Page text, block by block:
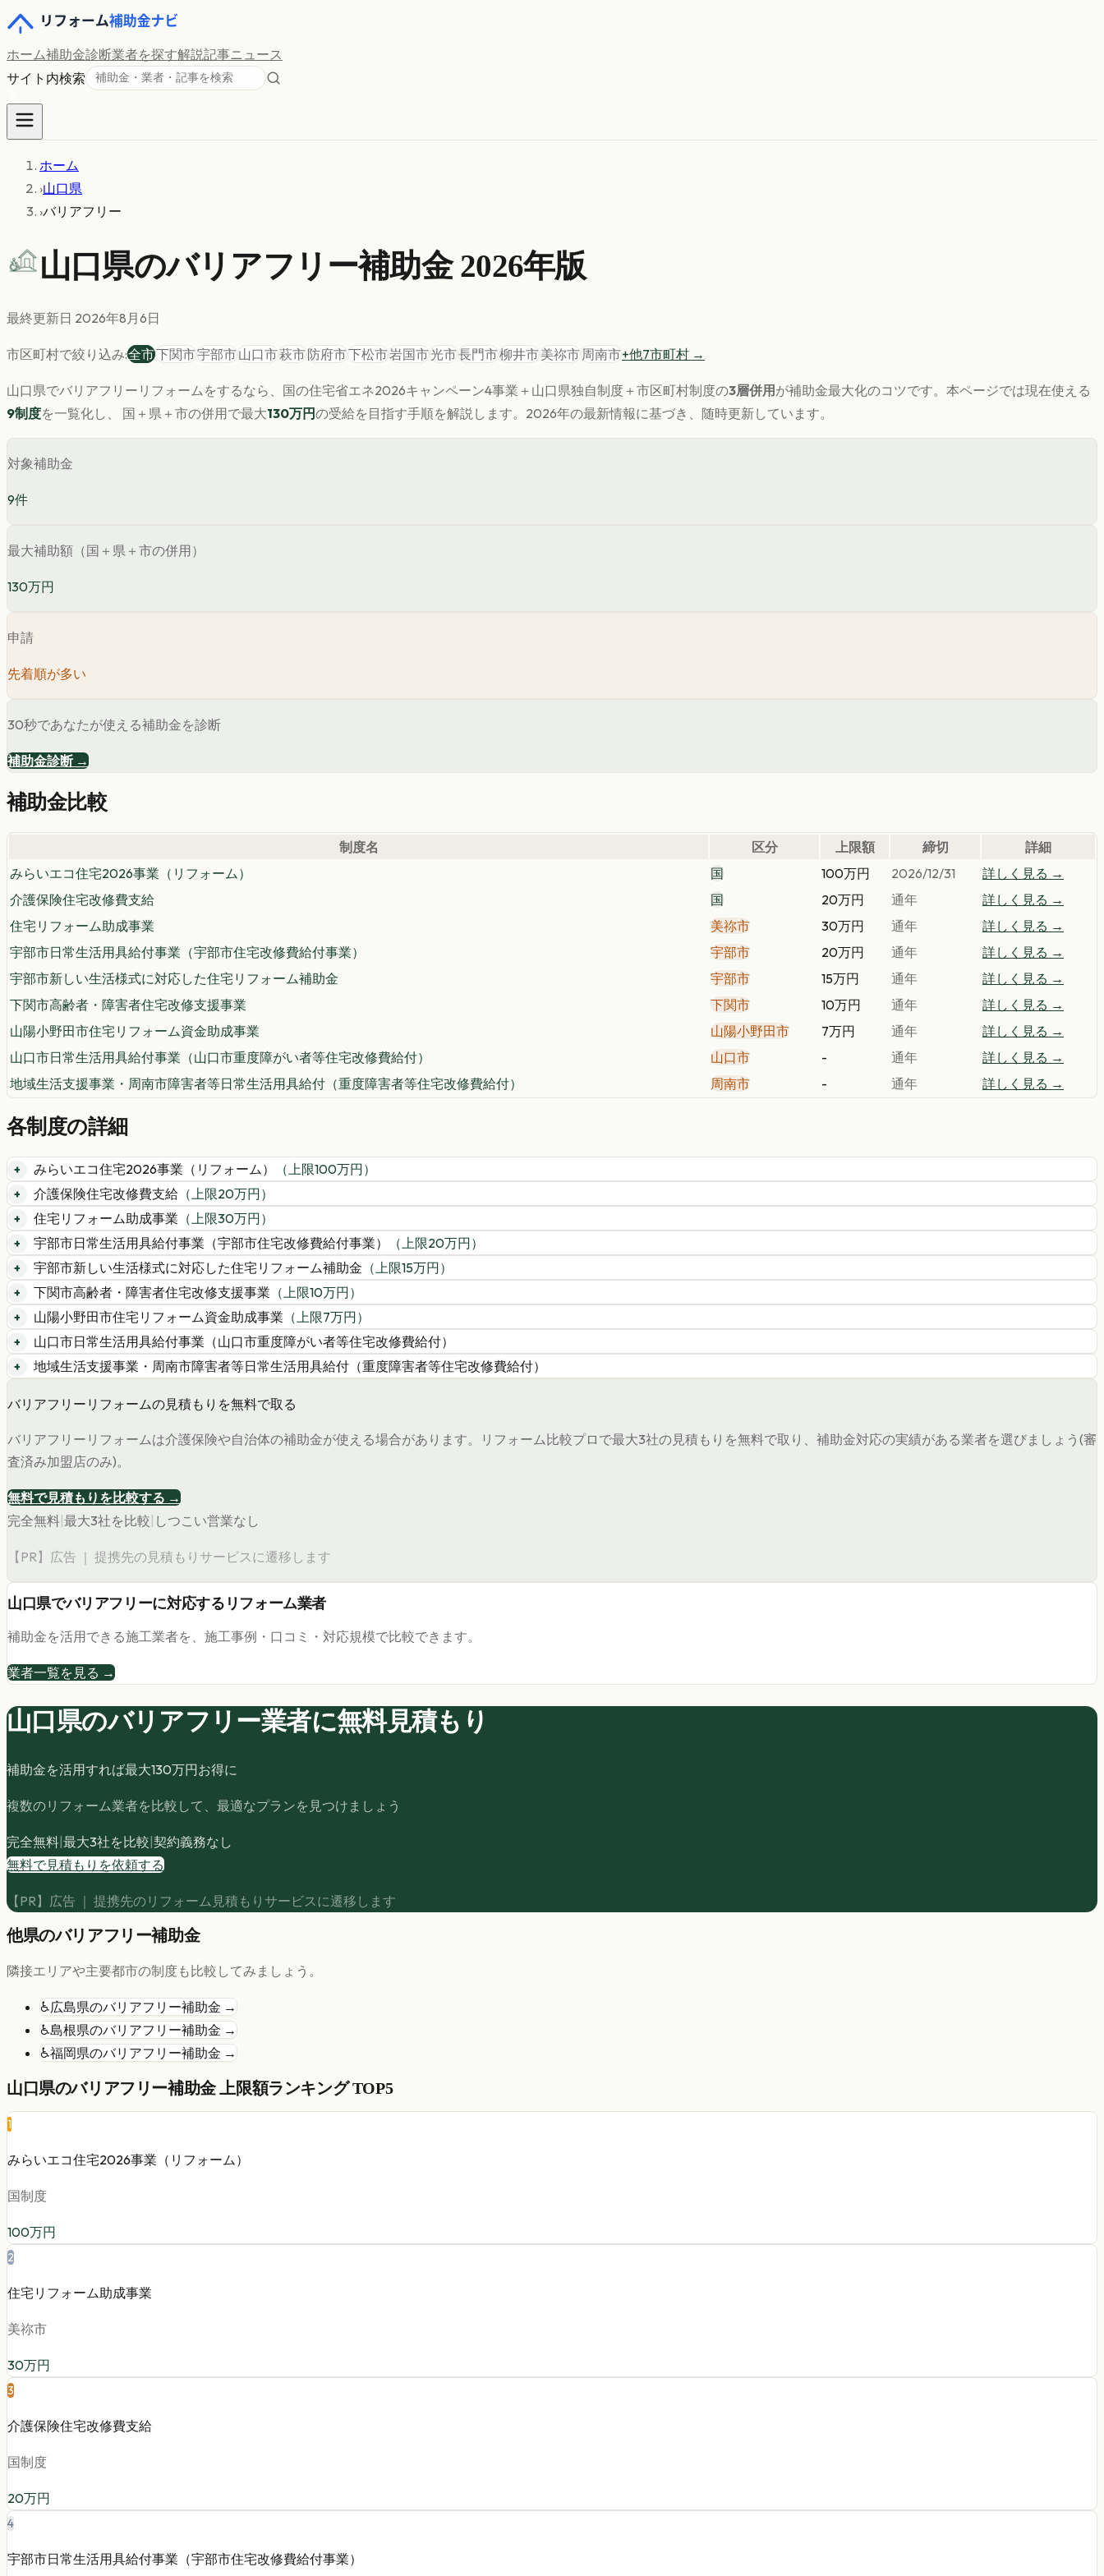
ホーム補助金診断業者を探す解説記事ニュース
サイト内検索
ホーム
›山口県
›バリアフリー
山口県のバリアフリー補助金 2026年版
最終更新日 2026年8月6日
市区町村で絞り込み:全市下関市宇部市山口市萩市防府市下松市岩国市光市長門市柳井市美祢市周南市+他7市町村 →
山口県でバリアフリー リフォームをするなら、国の住宅省エネ2026キャンペーン4事業＋ 山口県独自制度＋市区町村制度の3層併用 が補助金最大化のコツです。 本ページでは現在使える
9制度を一覧化し、 国＋県＋市の併用で最大130万円の受給を目指す手順を解説します。 2026年の最新情報に基づき、随時更新しています。
対象補助金
9件
最大補助額（国＋県＋市の併用）
130万円
申請
先着順が多い
30秒であなたが使える補助金を診断
補助金診断 →
補助金比較
制度名 区分 上限額 締切
詳細
みらいエコ住宅2026事業（リフォーム）
国 100万円 2026/12/31
詳しく見る →
介護保険住宅改修費支給
国 20万円 通年
詳しく見る →
住宅リフォーム助成事業
美祢市 30万円 通年
詳しく見る →
宇部市日常生活用具給付事業（宇部市住宅改修費給付事業）
宇部市 20万円 通年
詳しく見る →
宇部市新しい生活様式に対応した住宅リフォーム補助金
宇部市 15万円 通年
詳しく見る →
下関市高齢者・障害者住宅改修支援事業
下関市 10万円 通年
詳しく見る →
山陽小野田市住宅リフォーム資金助成事業
山陽小野田市 7万円 通年
詳しく見る →
山口市日常生活用具給付事業（山口市重度障がい者等住宅改修費給付）
山口市 - 通年
詳しく見る →
地域生活支援事業・周南市障害者等日常生活用具給付（重度障害者等住宅改修費給付）
周南市 - 通年 詳しく見る →
各制度の詳細
みらいエコ住宅2026事業（リフォーム） （上限100万円）
介護保険住宅改修費支給 （上限20万円）
住宅リフォーム助成事業 （上限30万円）
宇部市日常生活用具給付事業（宇部市住宅改修費給付事業）
（上限20万円）
宇部市新しい生活様式に対応した住宅リフォーム補助金 （上限15万円）
下関市高齢者・障害者住宅改修支援事業 （上限10万円）
山陽小野田市住宅リフォーム資金助成事業 （上限7万円）
山口市日常生活用具給付事業（山口市重度障がい者等住宅改修費給付）
地域生活支援事業・周南市障害者等日常生活用具給付（重度障害者等住宅改修費給付）
バリアフリーリフォームの見積もりを無料で取る
バリアフリーリフォームは介護保険や自治体の補助金が使える場合があります。リフォーム比較プロで最大3社の見積もりを無料で取り、補助金対応の実績がある業者を選びましょう(審
査済み加盟店のみ)。
無料で見積もりを比較する →
完全無料 最大3社を比較 しつこい営業なし
【PR】広告 ｜ 提携先の見積もりサービスに遷移します
山口県でバリアフリーに対応するリフォーム業者
補助金を活用できる施工業者を、施工事例・口コミ・対応規模で比較できます。
業者一覧を見る →
山口県のバリアフリー業者に無料見積もり
補助金を活用すれば最大130万円お得に
複数のリフォーム業者を比較して、最適なプランを見つけましょう
完全無料|最大3社を比較|契約義務なし
無料で見積もりを依頼する
【PR】広告 ｜ 提携先のリフォーム見積もりサービスに遷移します
他県のバリアフリー補助金
隣接エリアや主要都市の制度も比較してみましょう。
♿広島県のバリアフリー補助金 →
♿島根県のバリアフリー補助金 →
♿福岡県のバリアフリー補助金 →
山口県のバリアフリー補助金 上限額ランキング TOP5
1
みらいエコ住宅2026事業（リフォーム）
国制度
100万円
2
住宅リフォーム助成事業
美祢市
30万円
3
介護保険住宅改修費支給
国制度
20万円
4
宇部市日常生活用具給付事業（宇部市住宅改修費給付事業）